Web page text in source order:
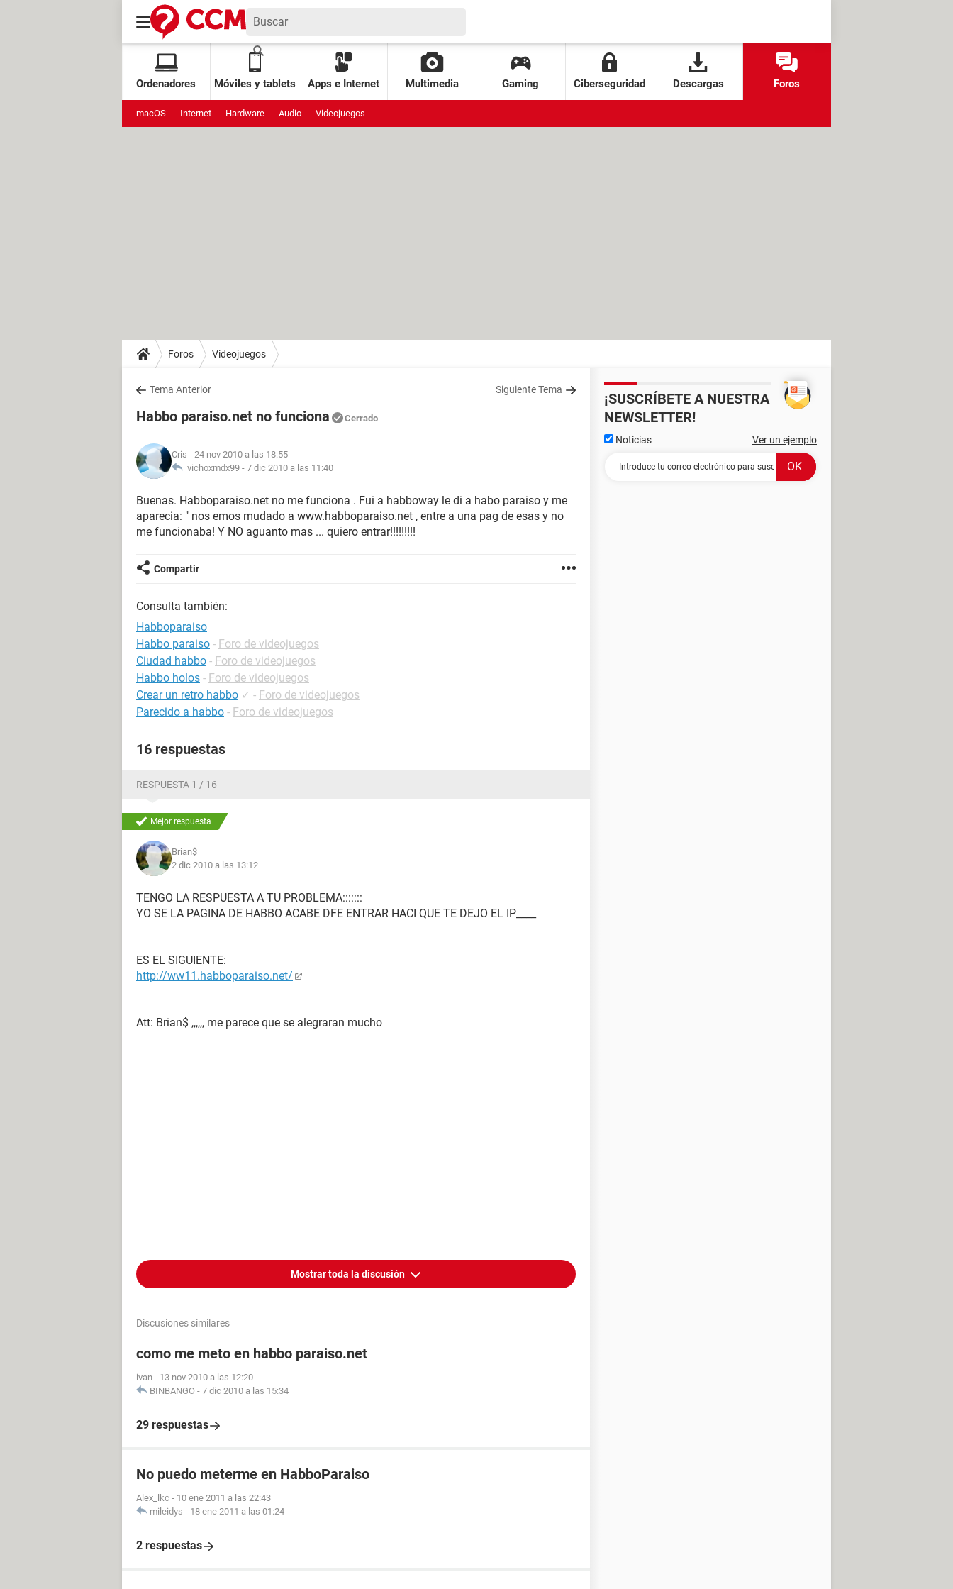
Ordenadores Móviles y tablets Apps e Internet Multimedia Gaming Ciberseguridad Descargas Foros
macOS Internet Hardware Audio Videojuegos
Foros Videojuegos
Tema Anterior Siguiente Tema
Habbo paraiso.net no funciona Cerrado
Cris - 24 nov 2010 a las 18:55
vichoxmdx99 - 7 dic 2010 a las 11:40
Buenas. Habboparaiso.net no me funciona . Fui a habboway le di a habo paraiso y me
aparecia: " nos emos mudado a www.habboparaiso.net , entre a una pag de esas y no
me funcionaba! Y NO aguanto mas ... quiero entrar!!!!!!!!!
Compartir
Consulta también:
Habboparaiso
Habbo paraiso - Foro de videojuegos
Ciudad habbo - Foro de videojuegos
Habbo holos - Foro de videojuegos
Crear un retro habbo ✓ - Foro de videojuegos
Parecido a habbo - Foro de videojuegos
16 respuestas
RESPUESTA 1 / 16
Mejor respuesta
Brian$
2 dic 2010 a las 13:12
TENGO LA RESPUESTA A TU PROBLEMA:::::::
YO SE LA PAGINA DE HABBO ACABE DFE ENTRAR HACI QUE TE DEJO EL IP____
ES EL SIGUIENTE:
http://ww11.habboparaiso.net/
Att: Brian$ ,,,,,, me parece que se alegraran mucho
Mostrar toda la discusión
Discusiones similares
como me meto en habbo paraiso.net
ivan - 13 nov 2010 a las 12:20
BINBANGO - 7 dic 2010 a las 15:34
29 respuestas
No puedo meterme en HabboParaiso
Alex_lkc - 10 ene 2011 a las 22:43
mileidys - 18 ene 2011 a las 01:24
2 respuestas
¡SUSCRÍBETE A NUESTRA
NEWSLETTER!
Noticias Ver un ejemplo